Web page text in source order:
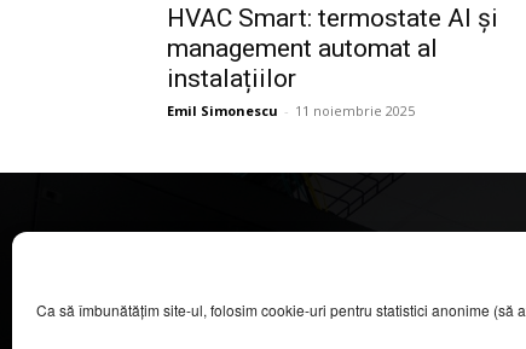
Ca să îmbunătățim site-ul, folosim cookie-uri pentru statistici anonime (să
HVAC Smart: termostate AI și
management automat al
instalațiilor
Emil Simonescu - 11 noiembrie 2025
COOL MEDIA BROADCASTING & EVENTS SRL.